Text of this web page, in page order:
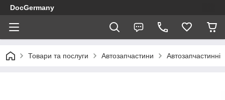
DocGermany
Товари та послуги Автозапчастини Автозапчастинні